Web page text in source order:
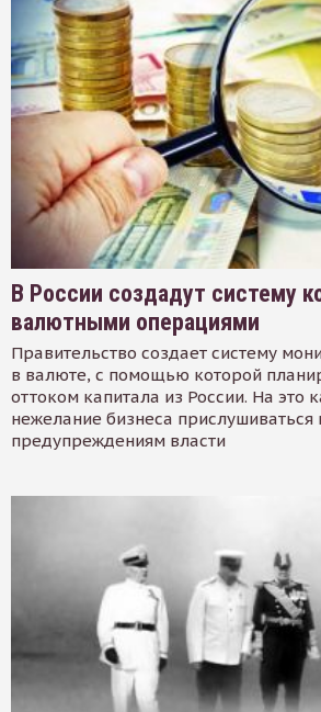
В России создадут систему
валютными операциями
Правительство создает систему
в валюте, с помощью которой
оттоком капитала из России. На это
нежелание бизнеса прислушиваться
предупреждениям власти